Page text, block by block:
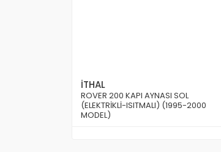
İTHAL
ROVER 200 KAPI AYNASI SOL
(ELEKTRİKLİ-ISITMALI) (1995-2000
MODEL)